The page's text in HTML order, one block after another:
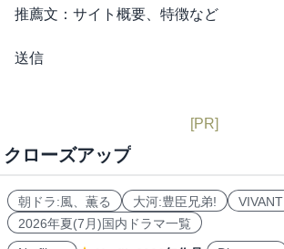
推薦文： サイト概要、特徴など
[PR]
クローズアップ
朝ドラ:風、薫る 大河:豊臣兄弟!
VIVANT
2026年夏(7月)国内ドラマ一覧